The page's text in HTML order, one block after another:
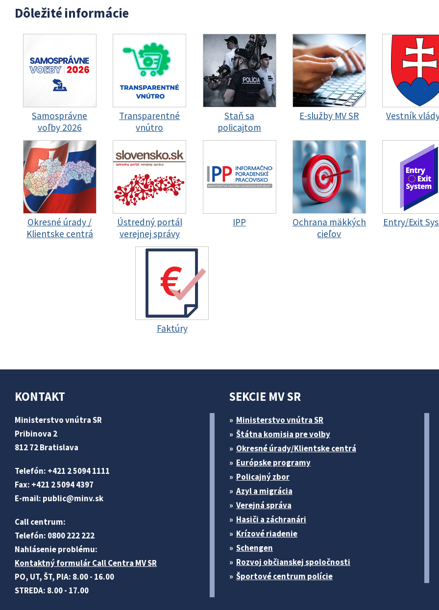
Dôležité informácie
Samosprávne
voľby 2026
Transparentné
vnútro
Staň sa
policajtom
E-služby MV SR Vestník
Okresné úrady /
Klientske centrá
Ústredný portál
verejnej správy
IPP
Ochrana mäkkých
cieľov
Entry/Exit
Faktúry
KONTAKT
Ministerstvo vnútra SR
Pribinova 2
812 72 Bratislava
Telefón: +421 2 5094 1111
Fax: +421 2 5094 4397
E-mail: public@minv.sk
Call centrum:
Telefón: 0800 222 222
Nahlásenie problému:
Kontaktný formulár Call Centra MV SR
PO, UT, ŠT, PIA: 8.00 - 16.00
STREDA: 8.00 - 17.00
SEKCIE MV SR
Ministerstvo vnútra SR
Štátna komisia pre volby
Okresné úrady/Klientske centrá
Európske programy
Policajný zbor
Azyl a migrácia
Verejná správa
Hasiči a záchranári
Krízové riadenie
Schengen
Rozvoj občianskej spoločnosti
Športové centrum polície